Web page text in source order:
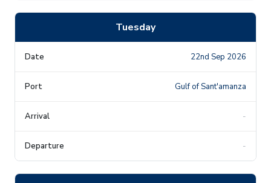
Tuesday
22nd Sep 2026
Gulf of Sant'amanza
-
-